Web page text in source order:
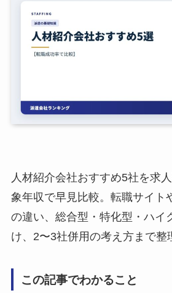
人材紹介会社おすすめ5社を求
象年収で早見比較。転職サイト
の違い、総合型・特化型・ハイ
け、2〜3社併用の考え方まで整
この記事でわかること